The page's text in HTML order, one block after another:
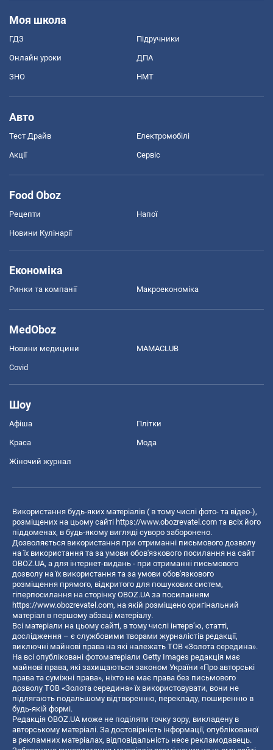
Моя школа
ГДЗ Підручники
Онлайн уроки ДПА
ЗНО НМТ
Авто
Тест Драйв Електромобілі
Акції Сервіс
Food Oboz
Рецепти Напої
Новини Кулінарії
Економіка
Ринки та компанії Макроекономіка
MedOboz
Новини медицини MAMACLUB
Covid
Шоу
Афіша Плітки
Краса Мода
Жіночий журнал
Використання будь-яких матеріалів ( в тому числі фото- та відео-),
розміщених на цьому сайті https://www.obozrevatel.com та всіх його
піддоменах, в будь-якому вигляді суворо заборонено.
Дозволяється використання при отриманні письмового дозволу
на їх використання та за умови обов'язкового посилання на сайт
OBOZ.UA, а для інтернет-видань - при отриманні письмового
дозволу на їх використання та за умови обов'язкового
розміщення прямого, відкритого для пошукових систем,
гіперпосилання на сторінку OBOZ.UA за посиланням
https://www.obozrevatel.com, на якій розміщено оригінальний
матеріал в першому абзаці матеріалу.
Всі матеріали на цьому сайті, в тому числі інтерв’ю, статті,
дослідження – є службовими творами журналістів редакції,
виключні майнові права на які належать ТОВ «Золота середина».
На всі опубліковані фотоматеріали Getty Images редакція має
майнові права, які захищаються законом України «Про авторські
права та суміжні права», ніхто не має права без письмового
дозволу ТОВ «Золота середина» їх використовувати, вони не
підлягають подальшому відтворенню, перекладу, поширенню в
будь-якій формі.
Редакція OBOZ.UA може не поділяти точку зору, викладену в
авторському матеріалі. За достовірність інформації, опублікованої
в рекламних матеріалах, відповідальність несе рекламодавець.